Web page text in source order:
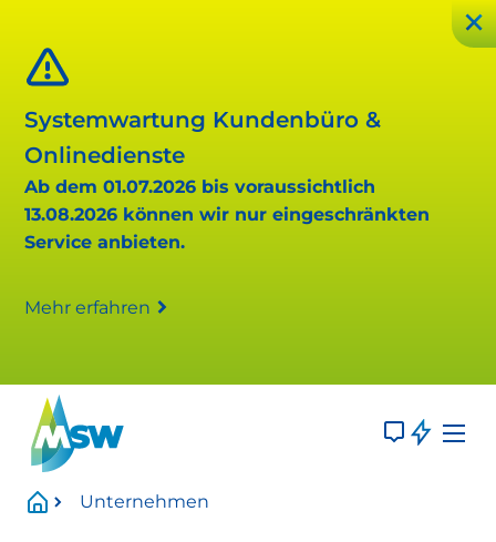
Systemwartung Kundenbüro &
Onlinedienste
Ab dem 01.07.2026 bis voraussichtlich
13.08.2026 können wir nur eingeschränkten
Service anbieten.
Mehr erfahren
Unternehmen